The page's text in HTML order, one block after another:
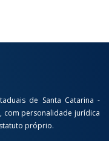
de Santa Catarina -
com personalidade jurídica
próprio.